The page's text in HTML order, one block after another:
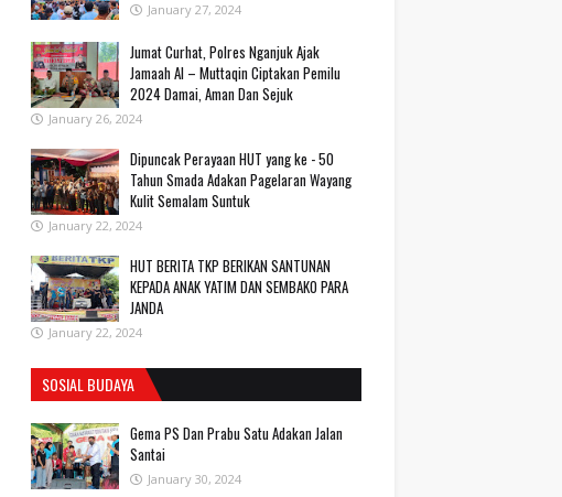
January 27, 2024
Jumat Curhat, Polres Nganjuk Ajak
Jamaah Al – Muttaqin Ciptakan Pemilu
2024 Damai, Aman Dan Sejuk
January 26, 2024
Dipuncak Perayaan HUT yang ke - 50
Tahun Smada Adakan Pagelaran Wayang
Kulit Semalam Suntuk
January 22, 2024
HUT BERITA TKP BERIKAN SANTUNAN
KEPADA ANAK YATIM DAN SEMBAKO PARA
JANDA
January 22, 2024
SOSIAL BUDAYA
Gema PS Dan Prabu Satu Adakan Jalan
Santai
January 30, 2024